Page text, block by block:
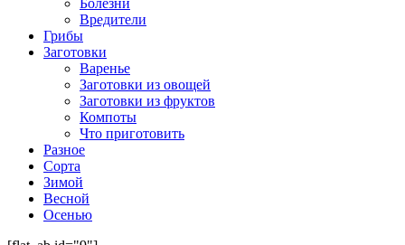
Болезни
Вредители
Грибы
Заготовки
Варенье
Заготовки из овощей
Заготовки из фруктов
Компоты
Что приготовить
Разное
Сорта
Зимой
Весной
Осенью